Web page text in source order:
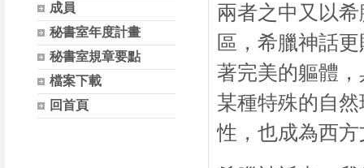
成員
秘書室年度計畫
秘書室規章要點
檔案下載
回首頁
兩者之中又以
區，希臘神話
著完美的軀體
某種特殊的自
性，也成為西